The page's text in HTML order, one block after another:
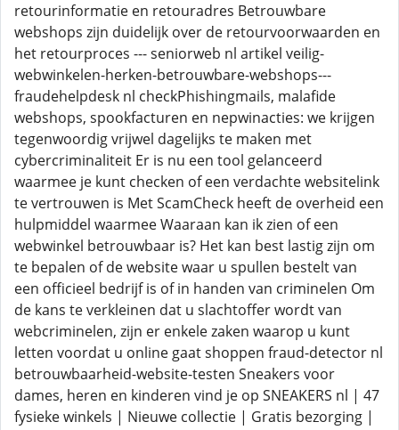
retourinformatie en retouradres Betrouwbare
webshops zijn duidelijk over de retourvoorwaarden en
het retourproces --- seniorweb nl artikel veilig-
webwinkelen-herken-betrouwbare-webshops---
fraudehelpdesk nl checkPhishingmails, malafide
webshops, spookfacturen en nepwinacties: we krijgen
tegenwoordig vrijwel dagelijks te maken met
cybercriminaliteit Er is nu een tool gelanceerd
waarmee je kunt checken of een verdachte websitelink
te vertrouwen is Met ScamCheck heeft de overheid een
hulpmiddel waarmee Waaraan kan ik zien of een
webwinkel betrouwbaar is? Het kan best lastig zijn om
te bepalen of de website waar u spullen bestelt van
een officieel bedrijf is of in handen van criminelen Om
de kans te verkleinen dat u slachtoffer wordt van
webcriminelen, zijn er enkele zaken waarop u kunt
letten voordat u online gaat shoppen fraud-detector nl
betrouwbaarheid-website-testen Sneakers voor
dames, heren en kinderen vind je op SNEAKERS nl | 47
fysieke winkels | Nieuwe collectie | Gratis bezorging |